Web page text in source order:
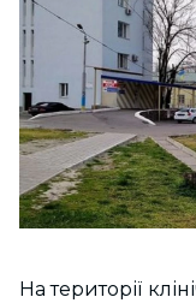
На території